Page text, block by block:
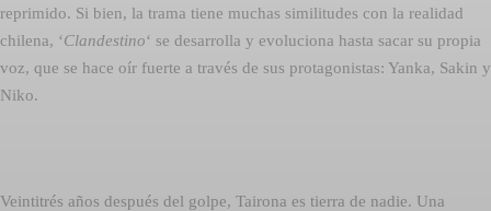
reprimido. Si bien, la trama tiene muchas similitudes con la realidad
chilena, ‘Clandestino‘ se desarrolla y evoluciona hasta sacar su propia
voz, que se hace oír fuerte a través de sus protagonistas: Yanka, Sakin y
Niko.
Veintitrés años después del golpe, Tairona es tierra de nadie. Una